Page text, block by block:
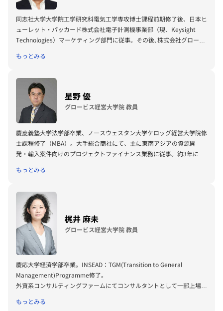
（以上グロービス電子出版）、共著書に『グロービスMBAマネジメン
ト・ブック』『グロービスMBAマネジメント・ブックⅡ』『MBA定量
分析と意思決定』『グロービスMBAビジネスプラン』『ストーリーで
学ぶマーケティング戦略の基本』（以上ダイヤモンド社）など。その他
グロービス経営大学院や企業研修において経営戦略、マーケティング、
務める。グロービスのナレッジライブラリ「GLOBIS知見録」に定期的
にコラムを連載するとともに、さまざまなテーマで講演なども行ってい
同志社大学大学院工学研究科電気工学専攻博士課程前期修了後、日本ヒ
ューレット・パッカード株式会社電子計測機事業部（現、Keysight
Technologies）マーケティング部門に従事。その後､株式会社グロービ
つ、新規事業等のコンサルティングを行う。また、公益財団法人小笠原
一般社団法人サステナブル・ビジネス・ハブを設立し理事に就任。 一
般社団法人サステナブル・ビジネス・ハブ（SBH）は、日本がこれまで
培ってきた100年、1000年と長期にわたって持続・循環する仕組みか
らの学びを抽出し、現代社会に応用していくことで、持続・循環可能な
ビジネスの仕組みを現代に構築していくための人的・知的・国際的なハ
ブとして機能させることを目的として2019年に設立された｡ 一般社団
法人サステナブル・ビジネス・ハブ（SBH）のFacebookページはこち
ら。https://www.facebook.com/SusBizHub/
もっとみる
星野 優
グロービス経営大学院 教員
慶應義塾大学法学部卒業、ノースウェスタン大学ケロッグ経営大学院修
士課程修了（MBA）。大手総合商社にて、主に東南アジアの資源開
発・輸入案件向けのプロジェクトファイナンス業務に従事。約3年にわ
役員に就任、出資・融資・製品引取も絡めた複合取引を実現。株式会社
ら、グロービス・マネジメント・スクール及びグロービス・オーガニゼ
ーション・ラーニング（企業研修）にて講師も務める。主著に『［実
況］ファイナンス教室』（PHP研究所）。
もっとみる
梶井 麻未
グロービス経営大学院 教員
慶応大学経済学部卒業。INSEAD：TGM(Transition to General
Management)Programme修了。
外資系コンサルティングファームにてコンサルタントとして一部上場企
に従事。
もっとみる